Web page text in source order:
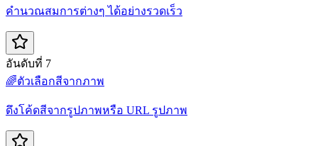
คำนวณสมการต่างๆ ได้อย่างรวดเร็ว
อันดับที่ 7
🌈ตัวเลือกสีจากภาพ
ดึงโค้ดสีจากรูปภาพหรือ URL รูปภาพ